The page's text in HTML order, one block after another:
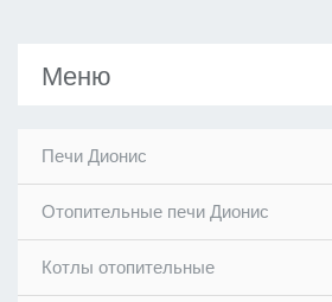
Меню
Печи Дионис
Отопительные печи Дионис
Котлы отопительные